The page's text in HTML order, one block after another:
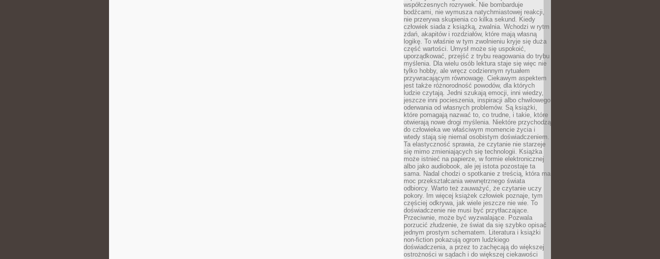
współczesnych rozrywek. Nie bombarduje
bodźcami, nie wymusza natychmiastowej reakcji,
nie przerywa skupienia co kilka sekund. Kiedy
człowiek siada z książką, zwalnia. Wchodzi w rytm
zdań, akapitów i rozdziałów, które mają własną
logikę. To właśnie w tym zwolnieniu kryje się duża
część wartości. Umysł może się uspokoić,
uporządkować, przejść z trybu reagowania do trybu
myślenia. Dla wielu osób lektura staje się więc nie
tylko hobby, ale wręcz codziennym rytuałem
przywracającym równowagę. Ciekawym aspektem
jest także różnorodność powodów, dla których
ludzie czytają. Jedni szukają emocji, inni wiedzy,
jeszcze inni pocieszenia, inspiracji albo chwilowego
oderwania od własnych problemów. Są książki,
które pomagają nazwać to, co trudne, i takie, które
otwierają nowe drogi myślenia. Niektóre przychodzą
do człowieka we właściwym momencie życia i
wtedy stają się niemal osobistym doświadczeniem.
Ta elastyczność sprawia, że czytanie nie starzeje
się mimo zmieniających się technologii. Książka
może istnieć na papierze, w formie elektronicznej
albo jako audiobook, ale jej istota pozostaje ta
sama. Nadal chodzi o spotkanie z treścią, która ma
moc przekształcania wewnętrznego świata
odbiorcy. Warto też zauważyć, że czytanie uczy
pokory. Im więcej książek człowiek poznaje, tym
częściej odkrywa, jak wiele jeszcze nie wie. To
doświadczenie nie musi być przytłaczające.
Przeciwnie, może być wyzwalające. Pozwala
porzucić złudzenie, że świat da się szybko opisać
jednym prostym schematem. Literatura i książki
non-fiction pokazują ogrom ludzkiego
doświadczenia, a przez to zachęcają do większej
ostrożności w sądach i do większej ciekawości